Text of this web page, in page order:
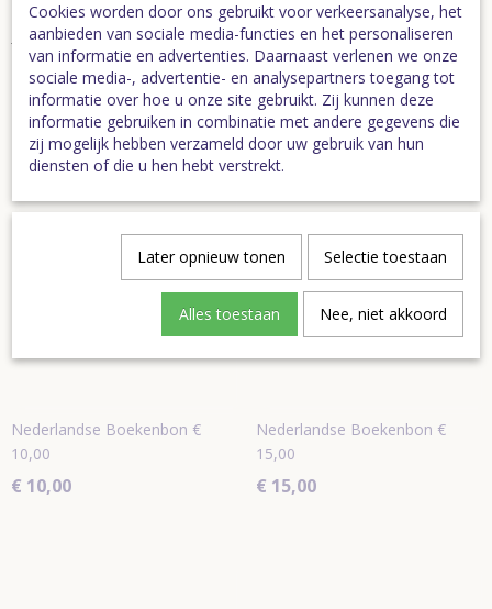
Een goed verhaal begint bij de boekenhandel !!
Specificaties
Bruto gewicht 0,02 Kg
Ook interessant
Nederlandse Boekenbon €
10,00
€ 10,00
Nederlandse Boekenbon €
15,00
€ 15,00
Cookies worden door ons gebruikt voor verkeersanalyse, het
aanbieden van sociale media-functies en het personaliseren
van informatie en advertenties. Daarnaast verlenen we onze
sociale media-, advertentie- en analysepartners toegang tot
informatie over hoe u onze site gebruikt. Zij kunnen deze
informatie gebruiken in combinatie met andere gegevens die
zij mogelijk hebben verzameld door uw gebruik van hun
diensten of die u hen hebt verstrekt.
Later opnieuw tonen Selectie toestaan
Alles toestaan Nee, niet akkoord